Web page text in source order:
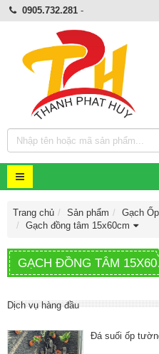
0905.732.281-
Trang chủ Sản phẩm Gạch
Gạch đồng tâm 15x60cm
Dịch vụ hàng đầu
Đá suối ốp